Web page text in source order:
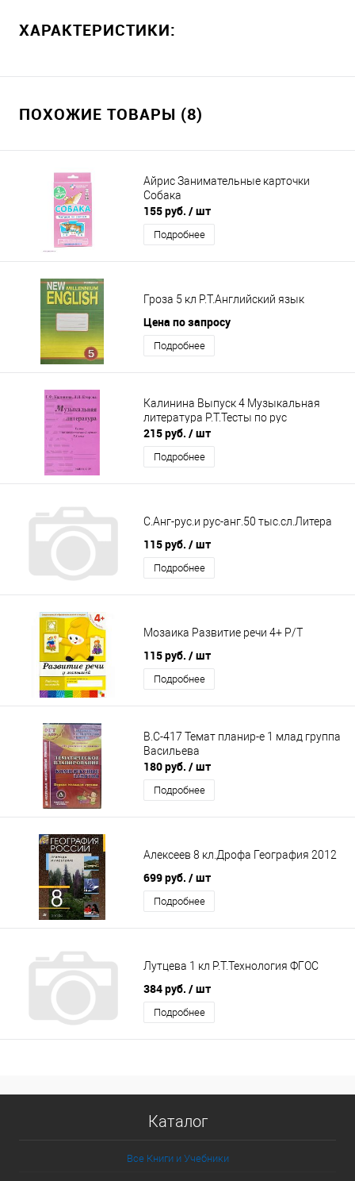
ХАРАКТЕРИСТИКИ:
ПОХОЖИЕ ТОВАРЫ (8)
Айрис Занимательные карточки
Собака
155 руб. / шт
Подробнее
Гроза 5 кл Р.Т.Английский язык
Цена по запросу
Подробнее
Калинина Выпуск 4 Музыкальная
литература Р.Т.Тесты по рус
215 руб. / шт
Подробнее
С.Анг-рус.и рус-анг.50 тыс.сл.Литера
115 руб. / шт
Подробнее
Мозаика Развитие речи 4+ Р/Т
115 руб. / шт
Подробнее
В.С-417 Темат планир-е 1 млад группа
Васильева
180 руб. / шт
Подробнее
Алексеев 8 кл.Дрофа География 2012
699 руб. / шт
Подробнее
Лутцева 1 кл Р.Т.Технология ФГОС
384 руб. / шт
Подробнее
Каталог
Все Книги и Учебники